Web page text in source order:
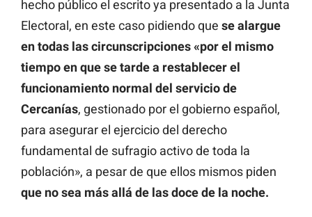
hecho público el escrito ya presentado a la Junta
Electoral, en este caso pidiendo que se alargue
en todas las circunscripciones «por el mismo
tiempo en que se tarde a restablecer el
funcionamiento normal del servicio de
Cercanías, gestionado por el gobierno español,
para asegurar el ejercicio del derecho
fundamental de sufragio activo de toda la
población», a pesar de que ellos mismos piden
que no sea más allá de las doce de la noche.